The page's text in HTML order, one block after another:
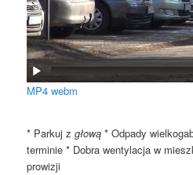
MP4 webm
* Parkuj zgłową * Odpady
terminie * Dobra wentylacja w
prowizji